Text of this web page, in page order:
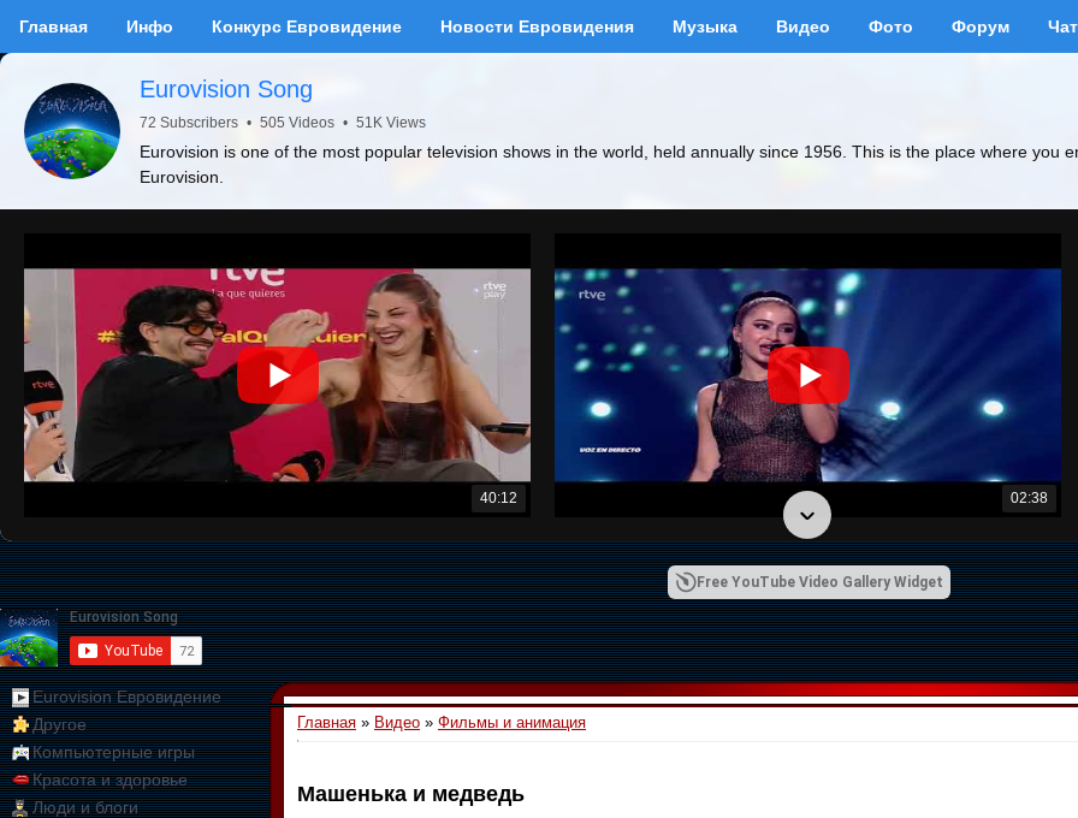
Главная Инфо Конкурс Евровидение Новости Евровидения Музыка Видео Фото Форум Чат
Eurovision Song
72 Subscribers • 505 Videos • 51K Views
Eurovision is one of the most popular television shows in the world, held annually since 1956. This is the place where you
Eurovision.
40:12 02:38
Free YouTube Video Gallery Widget
Eurovision Евровидение
Другое
Компьютерные игры
Красота и здоровье
Люди и блоги
Главная » Видео » Фильмы и анимация
Машенька и медведь